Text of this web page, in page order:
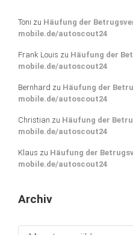
Toni zu Häufung der
mobile.de/autoscout24
Frank Louis zu Häufung der
mobile.de/autoscout24
Bernhard zu Häufung der
mobile.de/autoscout24
Christian zu Häufung der
mobile.de/autoscout24
Klaus zu Häufung der
mobile.de/autoscout24
Archiv